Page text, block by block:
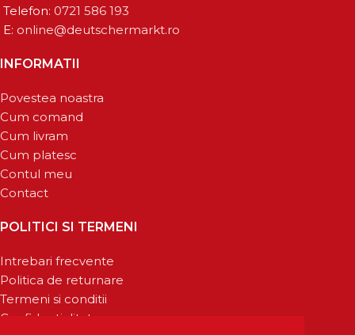
Telefon: 0721 586 193
E: online@deutschermarkt.ro
INFORMATII
Povestea noastra
Cum comand
Cum livram
Cum platesc
Contul meu
Contact
POLITICI SI TERMENI
Intrebari frecvente
Politica de returnare
Termeni si conditii
Confidentialitate